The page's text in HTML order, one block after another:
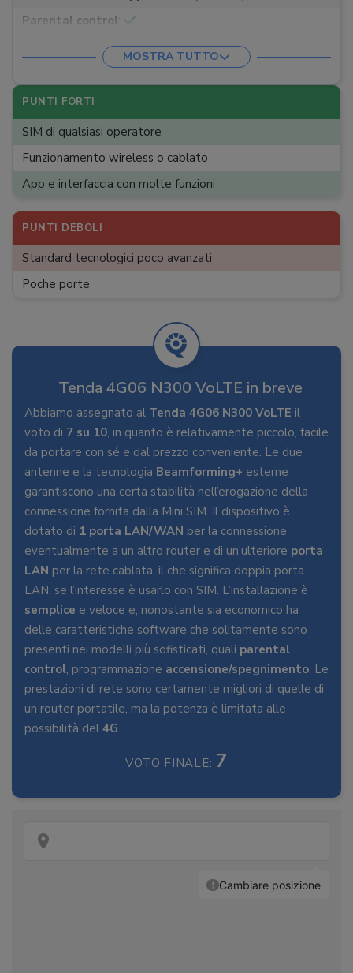
Parental control:
MOSTRA TUTTO
PUNTI FORTI
SIM di qualsiasi operatore
Funzionamento wireless o cablato
App e interfaccia con molte funzioni
PUNTI DEBOLI
Standard tecnologici poco avanzati
Poche porte
Tenda 4G06 N300 VoLTE in breve
Abbiamo assegnato al Tenda 4G06 N300 VoLTE il
voto di 7 su 10, in quanto è relativamente piccolo, facile
da portare con sé e dal prezzo conveniente. Le due
antenne e la tecnologia Beamforming+ esterne
garantiscono una certa stabilità nell’erogazione della
connessione fornita dalla Mini SIM. Il dispositivo è
dotato di 1 porta LAN/WAN per la connessione
eventualmente a un altro router e di un’ulteriore porta
LAN per la rete cablata, il che significa doppia porta
LAN, se l’interesse è usarlo con SIM. L’installazione è
semplice e veloce e, nonostante sia economico ha
delle caratteristiche software che solitamente sono
presenti nei modelli più sofisticati, quali parental
control, programmazione accensione/spegnimento. Le
prestazioni di rete sono certamente migliori di quelle di
un router portatile, ma la potenza è limitata alle
possibilità del 4G.
VOTO FINALE: 7